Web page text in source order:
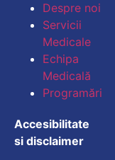
Despre noi
Servicii
Medicale
Echipa
Medicală
Programări
Accesibilitate
si disclaimer